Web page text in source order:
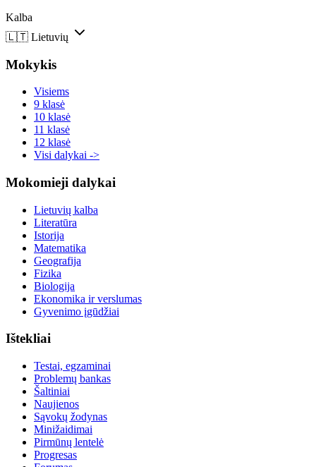
Kalba
🇱🇹 Lietuvių
Mokykis
Visiems
9 klasė
10 klasė
11 klasė
12 klasė
Visi dalykai ->
Mokomieji dalykai
Lietuvių kalba
Literatūra
Istorija
Matematika
Geografija
Fizika
Biologija
Ekonomika ir verslumas
Gyvenimo įgūdžiai
Ištekliai
Testai, egzaminai
Problemų bankas
Šaltiniai
Naujienos
Sąvokų žodynas
Minižaidimai
Pirmūnų lentelė
Progresas